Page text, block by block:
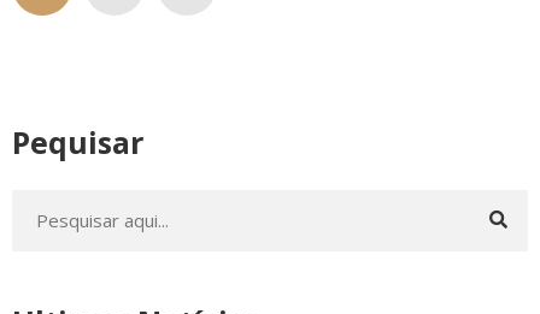
Pequisar